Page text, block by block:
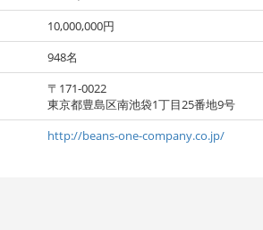
10,000,000円
948名
〒171-0022
東京都豊島区南池袋1丁目25番地9号
http://beans-one-company.co.jp/